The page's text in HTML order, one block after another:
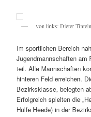
von links: Dieter
Im sportlichen Bereich
Jugendmannschaften am
teil. Alle Mannschaften
hinteren Feld erreichen.
Bezirksklasse, belegten
Erfolgreich spielten die
Hülfe Heede) in der